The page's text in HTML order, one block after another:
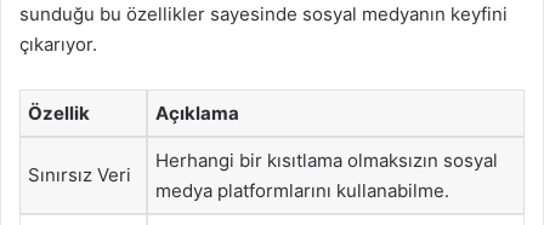
sunduğu bu özellikler sayesinde sosyal medyanın keyfini
çıkarıyor.
Özellik Açıklama
Sınırsız Veri
Herhangi bir kısıtlama olmaksızın sosyal
medya platformlarını kullanabilme.